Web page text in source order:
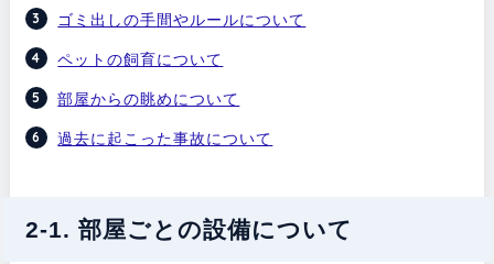
ゴミ出しの手間やルールについて
ペットの飼育について
部屋からの眺めについて
過去に起こった事故について
2-1. 部屋ごとの設備について